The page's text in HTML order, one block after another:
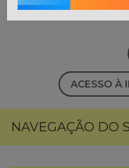
ACESSO À
NAVEGAÇÃO DO